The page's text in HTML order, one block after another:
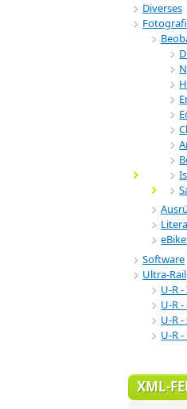
Diverses
Software
Ultra-Rail
U-R
U-R
U-R
U-R
XML-